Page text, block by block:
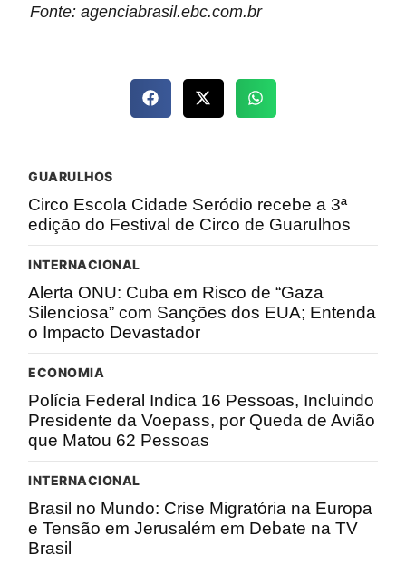
Fonte: agenciabrasil.ebc.com.br
GUARULHOS
Circo Escola Cidade Seródio recebe a 3ª
edição do Festival de Circo de Guarulhos
INTERNACIONAL
Alerta ONU: Cuba em Risco de “Gaza
Silenciosa” com Sanções dos EUA; Entenda
o Impacto Devastador
ECONOMIA
Polícia Federal Indica 16 Pessoas, Incluindo
Presidente da Voepass, por Queda de Avião
que Matou 62 Pessoas
INTERNACIONAL
Brasil no Mundo: Crise Migratória na Europa
e Tensão em Jerusalém em Debate na TV
Brasil